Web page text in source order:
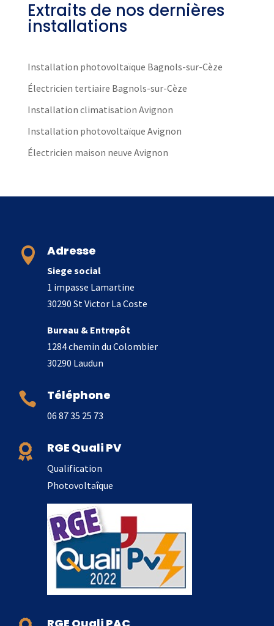
r
n
i
v
e
Extraits de nos dernières
installations
Installation photovoltaïque Bagnols-sur-Cèze
Électricien tertiaire Bagnols-sur-Cèze
Installation climatisation Avignon
Installation photovoltaïque Avignon
Électricien maison neuve Avignon
 Adresse
Siege social
1 impasse Lamartine
30290 St Victor La Coste
Bureau & Entrepôt
1284 chemin du Colombier
30290 Laudun
 Téléphone
06 87 35 25 73
 RGE Quali PV
Qualification
Photovoltaîque